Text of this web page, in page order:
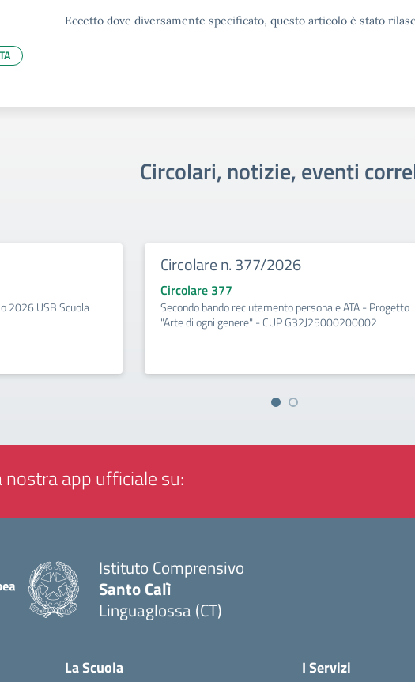
Eccetto dove diversamente specificato, questo articolo è stato
Circolari, notizie, eventi
2026 USB Scuola
Circolare n. 377/2026
Circolare 377
Secondo bando reclutamento personale ATA - Progetto
"Arte di ogni genere" - CUP G32J25000200002
nostra app ufficiale su:
Istituto Comprensivo
Santo Calì
Linguaglossa (CT)
La Scuola I Servizi